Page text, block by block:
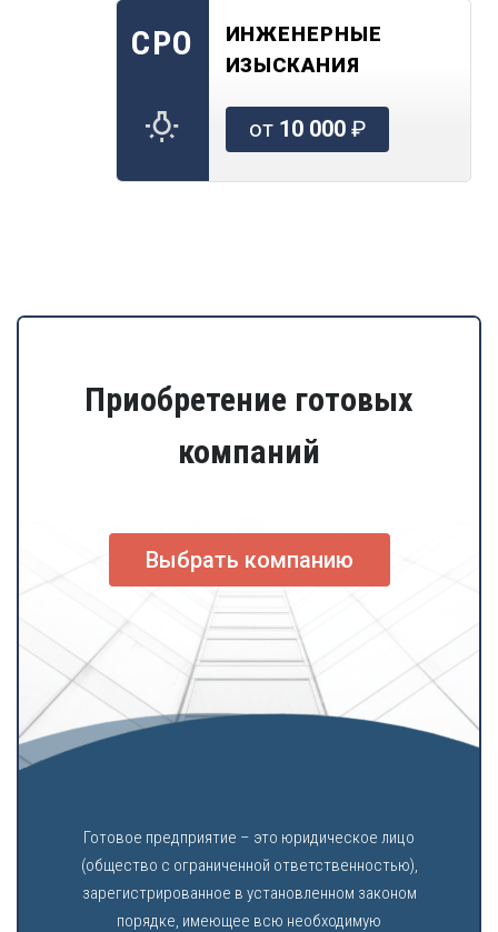
СРО
ИНЖЕНЕРНЫЕ
ИЗЫСКАНИЯ
от 10 000₽
Приобретение готовых
компаний
Выбрать компанию
Готовое предприятие – это юридическое лицо
(общество с ограниченной ответственностью),
зарегистрированное в установленном законом
порядке, имеющее всю необходимую